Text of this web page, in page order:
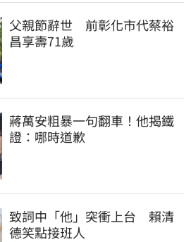
父親節辭世　前彰化市代蔡裕
昌享壽71歲
蔣萬安粗暴一句翻車！他揭鐵
證：哪時道歉
致詞中「他」突衝上台　賴清
德笑點接班人